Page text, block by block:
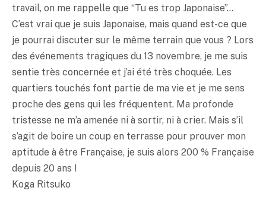
travail, on me rappelle que “Tu es trop Japonaise”…
C’est vrai que je suis Japonaise, mais quand est-ce que
je pourrai discuter sur le même terrain que vous ? Lors
des événements tragiques du 13 novembre, je me suis
sentie très concernée et j’ai été très choquée. Les
quartiers touchés font partie de ma vie et je me sens
proche des gens qui les fréquentent. Ma profonde
tristesse ne m’a amenée ni à sortir, ni à crier. Mais s’il
s’agit de boire un coup en terrasse pour prouver mon
aptitude à être Française, je suis alors 200 % Française
depuis 20 ans !
Koga Ritsuko